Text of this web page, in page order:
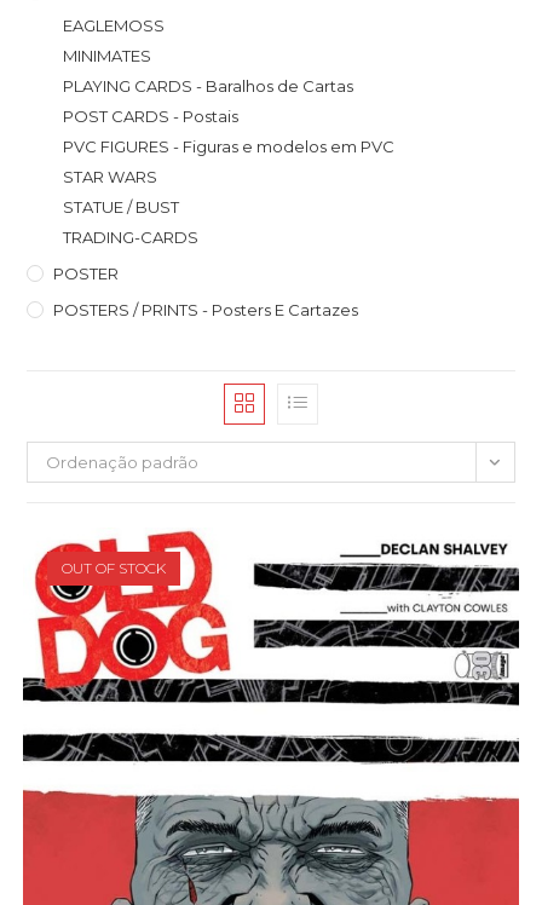
EAGLEMOSS
MINIMATES
PLAYING CARDS - Baralhos de Cartas
POST CARDS - Postais
PVC FIGURES - Figuras e modelos em PVC
STAR WARS
STATUE / BUST
TRADING-CARDS
POSTER
POSTERS / PRINTS - Posters E Cartazes
Ordenação padrão
OUT OF STOCK